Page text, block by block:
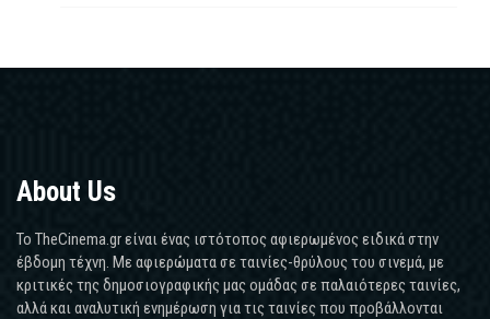
About Us
Το TheCinema.gr είναι ένας ιστότοπος αφιερωμένος ειδικά στην
έβδομη τέχνη. Με αφιερώματα σε ταινίες-θρύλους του σινεμά, με
κριτικές της δημοσιογραφικής μας ομάδας σε παλαιότερες ταινίες,
αλλά και αναλυτική ενημέρωση για τις ταινίες που προβάλλονται